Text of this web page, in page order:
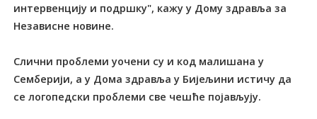
интервенцију и подршку", кажу у Дому здравља за
Независне новине.
Слични проблеми уочени су и код малишана у
Семберији, а у Дома здравља у Бијељини истичу да
се логопедски проблеми све чешће појављују.